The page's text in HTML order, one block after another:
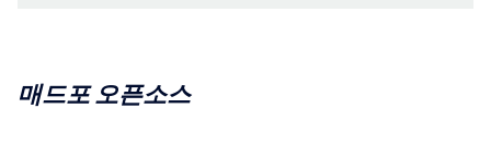
매드포 오픈소스